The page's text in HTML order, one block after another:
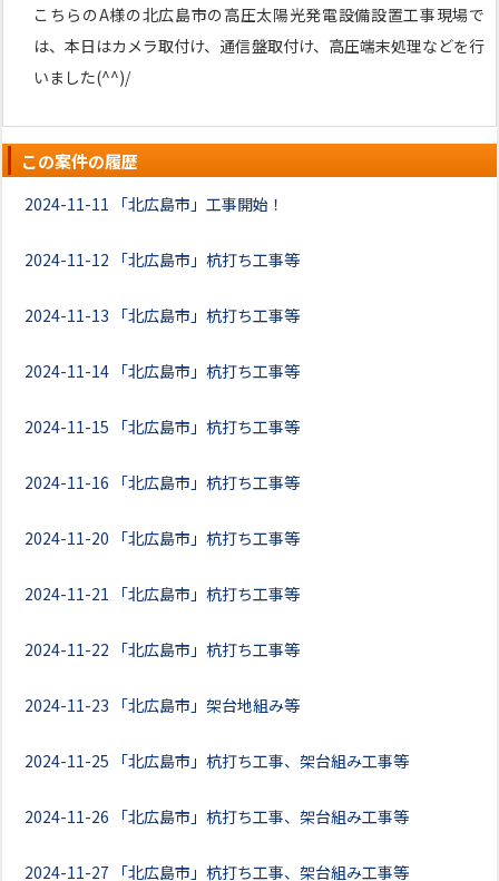
こちらのA様の北広島市の高圧太陽光発電設備設置工事現場で
は、本日はカメラ取付け、通信盤取付け、高圧端末処理などを行
いました(^^)/
この案件の履歴
2024-11-11 「北広島市」工事開始！
2024-11-12 「北広島市」杭打ち工事等
2024-11-13 「北広島市」杭打ち工事等
2024-11-14 「北広島市」杭打ち工事等
2024-11-15 「北広島市」杭打ち工事等
2024-11-16 「北広島市」杭打ち工事等
2024-11-20 「北広島市」杭打ち工事等
2024-11-21 「北広島市」杭打ち工事等
2024-11-22 「北広島市」杭打ち工事等
2024-11-23 「北広島市」架台地組み等
2024-11-25 「北広島市」杭打ち工事、架台組み工事等
2024-11-26 「北広島市」杭打ち工事、架台組み工事等
2024-11-27 「北広島市」杭打ち工事、架台組み工事等